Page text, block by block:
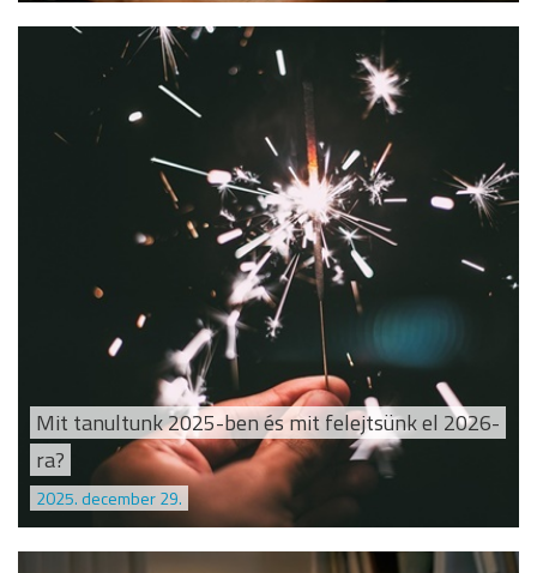
Mit tanultunk 2025-ben és mit felejtsünk el 2026-
ra?
2025. december 29.